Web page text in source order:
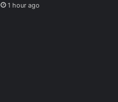
1 hour ago